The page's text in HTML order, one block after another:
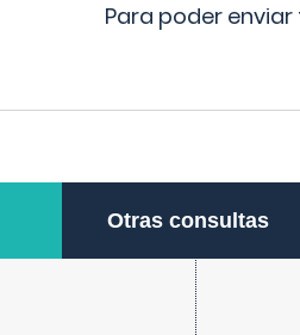
Para poder enviar
Otras consultas